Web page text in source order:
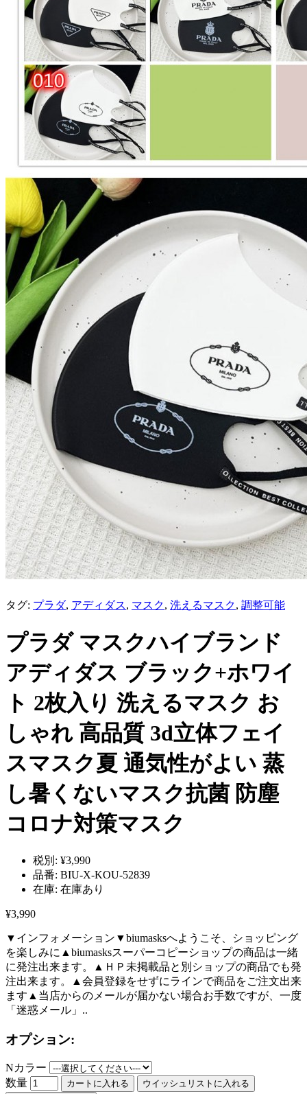
タグ: プラダ, アディダス, マスク, 洗えるマスク, 調整可能
プラダ マスクハイブランド
アディダス ブラック+ホワイ
ト 2枚入り 洗えるマスク お
しゃれ 高品質 3d立体フェイ
スマスク夏 通気性がよい 蒸
し暑くないマスク抗菌 防塵
コロナ対策マスク
税別: ¥3,990
品番: BIU-X-KOU-52839
在庫: 在庫あり
¥3,990
▼インフォメーション▼biumasksへようこそ、ショッピング
を楽しみに▲biumasksスーパーコピーショップの商品は一緒
に発注出来ます。▲ＨＰ未掲載品と別ショップの商品でも発
注出来ます。▲会員登録をせずにラインで商品をご注文出来
ます▲当店からのメールが届かない場合お手数ですが、一度
「迷惑メール」..
オプション:
Nカラー
数量
カートに入れる
ウイッシュリストに入れる